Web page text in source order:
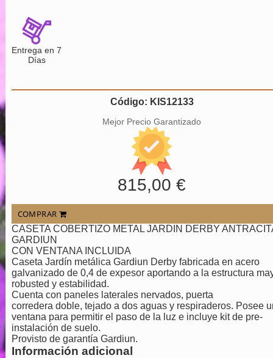
Entrega en 7
Días
Código: KIS12133
Mejor Precio Garantizado
815,00 €
COMPRAR
CASETA COBERTIZO METAL JARDIN DERBY
GARDIUN
CON VENTANA INCLUIDA
Caseta Jardín metálica Gardiun Derby fabricada en acero
galvanizado de 0,4 de expesor aportando a la estructura
robusted y estabilidad.
Cuenta con paneles laterales nervados, puerta
corredera doble, tejado a dos aguas y respiraderos. Posee
ventana para permitir el paso de la luz e incluye kit de pre-
instalación de suelo.
Provisto de garantía Gardiun.
Información adicional